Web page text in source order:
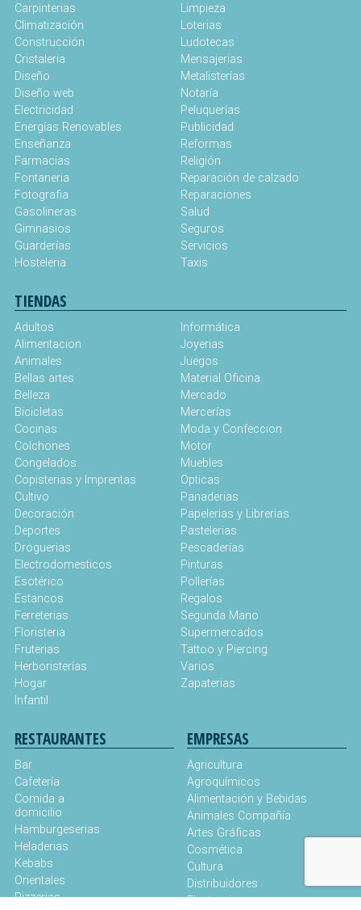
Carpinterias
Climatización
Construcción
Cristaleria
Diseño
Diseño web
Electricidad
Energías Renovables
Enseñanza
Farmacias
Fontaneria
Fotografia
Gasolineras
Gimnasios
Guarderías
Hosteleria
Limpieza
Loterias
Ludotecas
Mensajerias
Metalisterías
Notaría
Peluquerías
Publicidad
Reformas
Religión
Reparación de calzado
Reparaciones
Salud
Seguros
Servicios
Taxis
TIENDAS
Adultos
Alimentacion
Animales
Bellas artes
Belleza
Bicicletas
Cocinas
Colchones
Congelados
Copisterias y Imprentas
Cultivo
Decoración
Deportes
Droguerias
Electrodomesticos
Esotérico
Estancos
Ferreterias
Floristeria
Fruterias
Herboristerías
Hogar
Infantil
Informática
Joyerias
Juegos
Material Oficina
Mercado
Mercerías
Moda y Confeccion
Motor
Muebles
Opticas
Panaderias
Papelerias y Librerias
Pastelerias
Pescaderías
Pinturas
Pollerías
Regalos
Segunda Mano
Supermercados
Tattoo y Piercing
Varios
Zapaterias
RESTAURANTES
Bar
Cafetería
Comida a
domicilio
Hamburgeserias
Heladerias
Kebabs
Orientales
Pizzerias
EMPRESAS
Agricultura
Agroquímicos
Alimentación y Bebidas
Animales Compañía
Artes Gráficas
Cosmética
Cultura
Distribuidores
Electronica